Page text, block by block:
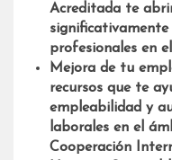
Acreditada te
profesionales en
Mejora de tu
recursos que te
empleabilidad y
laborales en el
Cooperación